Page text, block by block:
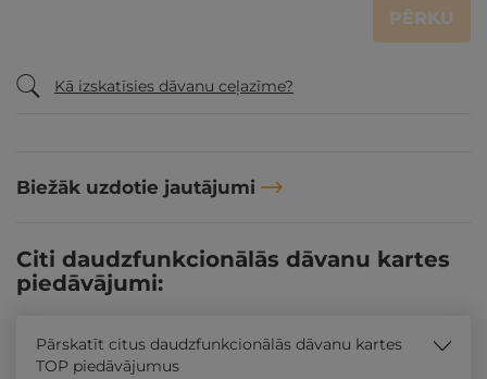
PĒRKU
Kā izskatīsies dāvanu ceļazīme?
Biežāk uzdotie jautājumi
Citi daudzfunkcionālās dāvanu kartes
piedāvājumi:
Pārskatīt citus daudzfunkcionālās dāvanu kartes
TOP piedāvājumus